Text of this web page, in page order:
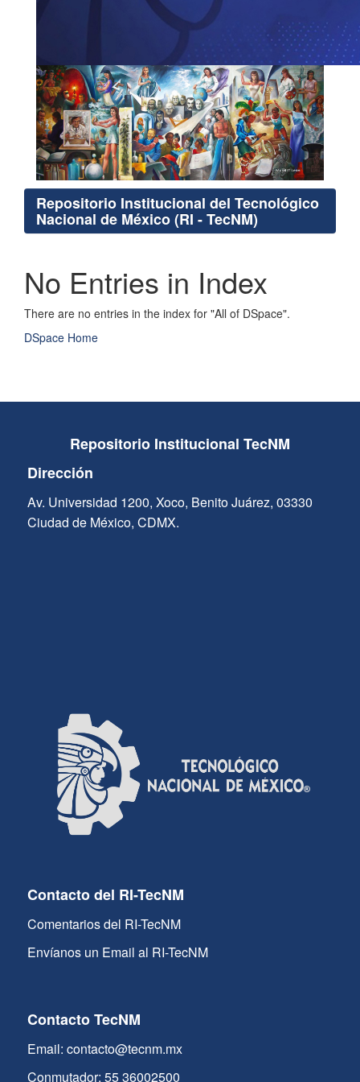
Repositorio Institucional del Tecnológico
Nacional de México (RI - TecNM)
No Entries in Index
There are no entries in the index for "All of DSpace".
DSpace Home
Repositorio Institucional TecNM
Dirección
Av. Universidad 1200, Xoco, Benito Juárez, 03330
Ciudad de México, CDMX.
Contacto del RI-TecNM
Comentarios del RI-TecNM
Envíanos un Email al RI-TecNM
Contacto TecNM
Email: contacto@tecnm.mx
Conmutador: 55 36002500